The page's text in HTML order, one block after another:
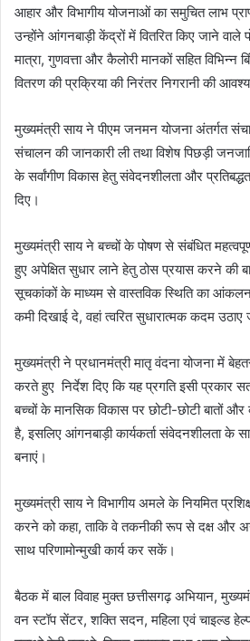
आहार और विभागीय योजनाओं का समुचित लाभ
उन्होंने आंगनबाड़ी केंद्रों में वितरित किए जाने
मात्रा, गुणवत्ता और कैलोरी मानकों सहित विभिन्न
वितरण की प्रक्रिया की निरंतर निगरानी की
मुख्यमंत्री साय ने पीएम जनमन योजना अंतर्गत
संचालन की जानकारी ली तथा विशेष पिछड़ी
के सर्वांगीण विकास हेतु संवेदनशीलता और
दिए।
मुख्यमंत्री साय ने बच्चों के पोषण से संबंधित
हुए अपेक्षित सुधार लाने हेतु ठोस प्रयास करने की
सूचकांकों के माध्यम से वास्तविक स्थिति का
कमी दिखाई दे, वहां त्वरित सुधारात्मक कदम उठाए
मुख्यमंत्री ने प्रधानमंत्री मातृ वंदना योजना में
करते हुए निर्देश दिए कि यह प्रगति इसी प्रकार
बच्चों के मानसिक विकास पर छोटी-छोटी बातों और
है, इसलिए आंगनबाड़ी कार्यकर्ता संवेदनशीलता के
बनाएं।
मुख्यमंत्री साय ने विभागीय अमले के नियमित
करने को कहा, ताकि वे तकनीकी रूप से दक्ष और
साथ परिणामोन्मुखी कार्य कर सकें।
बैठक में बाल विवाह मुक्त छत्तीसगढ़ अभियान,
वन स्टॉप सेंटर, शक्ति सदन, महिला एवं चाइल्ड